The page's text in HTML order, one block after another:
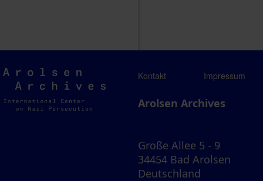
Arolsen
Archives
Kontakt Impressum
Arolsen Archives
Große Allee 5 - 9
34454 Bad Arolsen
Deutschland